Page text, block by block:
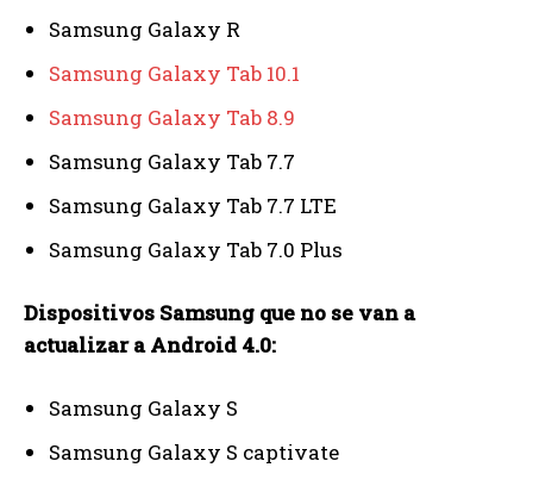
Samsung Galaxy R
Samsung Galaxy Tab 10.1
Samsung Galaxy Tab 8.9
Samsung Galaxy Tab 7.7
Samsung Galaxy Tab 7.7 LTE
Samsung Galaxy Tab 7.0 Plus
Dispositivos Samsung que no se van a
actualizar a Android 4.0:
Samsung Galaxy S
Samsung Galaxy S captivate